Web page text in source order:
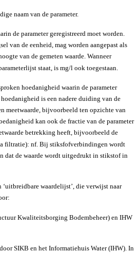
naam van de parameter.
de parameter geregistreerd moet worden.
van de eenheid, mag worden aangepast als
van de gemeten waarde. Wanneer
staat, is mg/l ook toegestaan.
hoedanigheid waarin de parameter
is een nadere duiding van de
meetwaarde, bijvoorbeeld ten opzichte van
kan ook de fractie van de parameter
betrekking heeft, bijvoorbeeld de
filtratie): nf. Bij stiksfofverbindingen wordt
dat de waarde wordt uitgedrukt in stikstof in
‘uitbreidbare waardelijst’, die verwijst naar
Kwaliteitsborging Bodembeheer) en IHW
SIKB en het Informatiehuis Water (IHW). In